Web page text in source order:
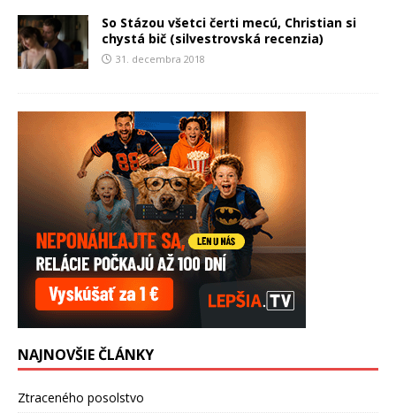
So Stázou všetci čerti mecú, Christian si
chystá bič (silvestrovská recenzia)
31. decembra 2018
NAJNOVŠIE ČLÁNKY
Ztraceného posolstvo